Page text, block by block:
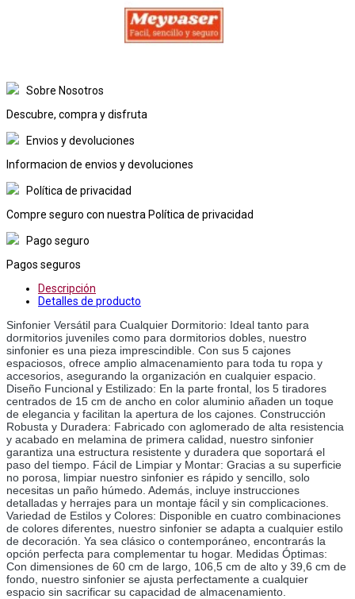
Sobre Nosotros
Descubre, compra y disfruta
Envios y devoluciones
Informacion de envios y devoluciones
Política de privacidad
Compre seguro con nuestra Política de privacidad
Pago seguro
Pagos seguros
Descripción
Detalles de producto
Sinfonier Versátil para Cualquier Dormitorio: Ideal tanto para
dormitorios juveniles como para dormitorios dobles, nuestro
sinfonier es una pieza imprescindible. Con sus 5 cajones
espaciosos, ofrece amplio almacenamiento para toda tu ropa y
accesorios, asegurando la organización en cualquier espacio.
Diseño Funcional y Estilizado: En la parte frontal, los 5 tiradores
centrados de 15 cm de ancho en color aluminio añaden un toque
de elegancia y facilitan la apertura de los cajones. Construcción
Robusta y Duradera: Fabricado con aglomerado de alta resistencia
y acabado en melamina de primera calidad, nuestro sinfonier
garantiza una estructura resistente y duradera que soportará el
paso del tiempo. Fácil de Limpiar y Montar: Gracias a su superficie
no porosa, limpiar nuestro sinfonier es rápido y sencillo, solo
necesitas un paño húmedo. Además, incluye instrucciones
detalladas y herrajes para un montaje fácil y sin complicaciones.
Variedad de Estilos y Colores: Disponible en cuatro combinaciones
de colores diferentes, nuestro sinfonier se adapta a cualquier estilo
de decoración. Ya sea clásico o contemporáneo, encontrarás la
opción perfecta para complementar tu hogar. Medidas Óptimas:
Con dimensiones de 60 cm de largo, 106,5 cm de alto y 39,6 cm de
fondo, nuestro sinfonier se ajusta perfectamente a cualquier
espacio sin sacrificar su capacidad de almacenamiento.